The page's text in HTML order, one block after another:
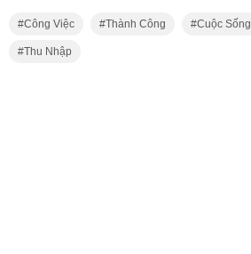
Công Việc Thành Công Cuộc Sống
Thu Nhập